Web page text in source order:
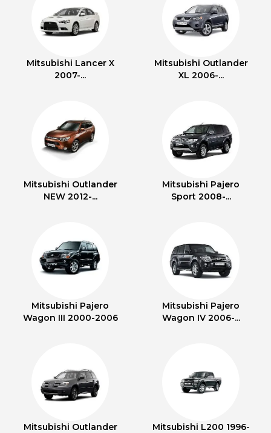
Mitsubishi Lancer X
2007-...
Mitsubishi Outlander
XL 2006-...
Mitsubishi Outlander
NEW 2012-...
Mitsubishi Pajero
Sport 2008-...
Mitsubishi Pajero
Wagon III 2000-2006
Mitsubishi Pajero
Wagon IV 2006-...
Mitsubishi Outlander
Mitsubishi L200 1996-